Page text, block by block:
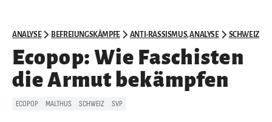
ANALYSE BEFREIUNGSKÄMPFE ANTI-RASSISMUS,ANALYSE SCHWEIZ
Ecopop: Wie Faschisten
die Armut bekämpfen
ECOPOP MALTHUS SCHWEIZ SVP